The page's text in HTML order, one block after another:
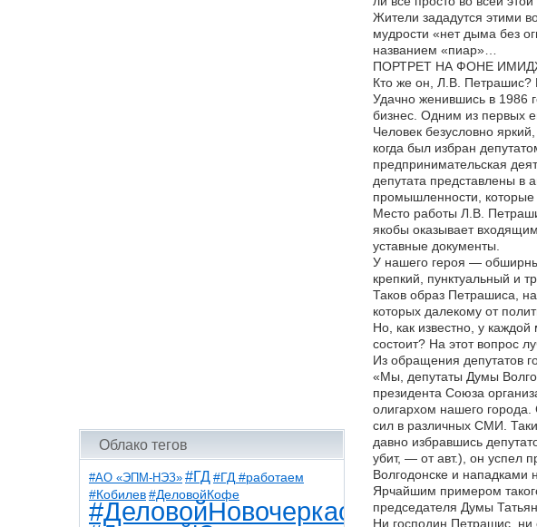
Облако тегов
#АО «ЭПМ-НЭЗ» #ГД #ГД #работаем
#Кобилев #ДеловойКофе
#ДеловойНовочеркасск
Жители зададутся этими
мудрости «нет дыма без
названием «пиар»…
ПОРТРЕТ НА ФОНЕ
Кто же он, Л.В. Петрашис?
Удачно женившись в 1986
бизнес. Одним из первых
Человек безусловно
когда был избран
предпринимательская
депутата представлены в
промышленности,
Место работы Л.В.
якобы оказывает
уставные документы.
У нашего героя —
крепкий, пунктуальный и
Таков образ Петрашиса,
которых далекому от
Но, как известно, у
состоит? На этот вопрос
Из обращения депутатов
«Мы, депутаты Думы
президента Союза
олигархом нашего
сил в различных СМИ.
давно избравшись
убит, — от авт.), он успел
Волгодонске и нападками
Ярчайшим примером
председателя Думы
Ни господин Петрашис, ни